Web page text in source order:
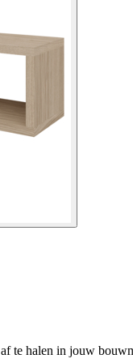
te halen in jouw